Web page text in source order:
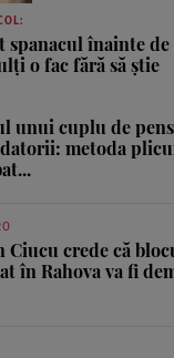
spanacul înainte
o fac fără să știe
unui cuplu de
metoda
Ciucu crede că
în Rahova va fi